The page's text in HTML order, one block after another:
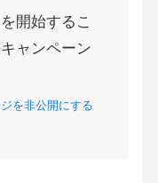
開始するこ
ャンペーン
を非公開にする